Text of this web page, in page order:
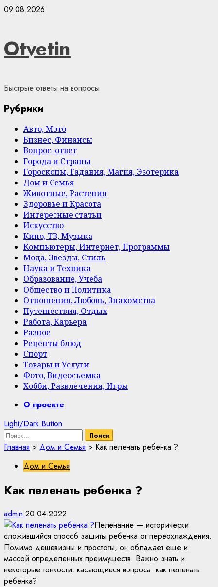
Skip
09.08.2026
Otvetin
Быстрые ответы на вопросы
Рубрики
Авто, Мото
Бизнес, Финансы
Вопрос–ответ
Города и Страны
Гороскопы, Гадания, Магия, Эзотерика
Дом и Семья
Животные, Растения
Здоровье и Красота
Интересные статьи
Искусство
Кино, ТВ, Музыка
Компьютеры, Интернет, Программы
Мода, Звезды, Стиль
Наука и Техника
Образование, Учеба
Общество и Политика
Отношения, Любовь, Знакомства
Путешествия, Отдых
Работа, Карьера
Разное
Рецепты блюд
Спорт
Товары и Услуги
Фото, Видеосъемка
Хобби, Развлечения, Игры
PrimaryО проекте
Light/Dark Button
Найти:
Главная > Дом и Семья > Как пеленать ребенка ?
Дом и Семья
Как пеленать ребенка ?
admin 20.04.2022
Пеленание — исторически
сложившийся способ защиты ребенка от переохлаждения.
Помимо дешевизны и простоты, он обладает еще и
массой определенных преимуществ. Важно знать и
некоторые тонкости, касающиеся вопроса: как пеленать
ребенка?